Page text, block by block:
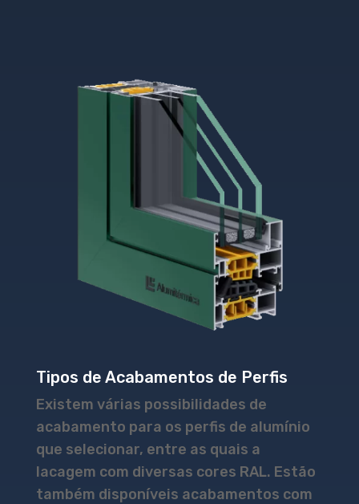
Tipos de Acabamentos de Perfis
Existem várias possibilidades de
acabamento para os perfis de alumínio
que selecionar, entre as quais a
lacagem com diversas cores RAL. Estão
também disponíveis acabamentos com